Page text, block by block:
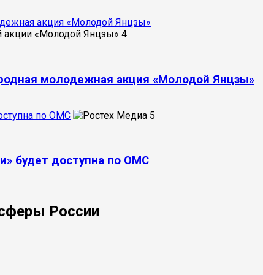
акция «Молодой Янцзы»
4
молодежная акция «Молодой Янцзы»
по ОМС
5
будет доступна по ОМС
России